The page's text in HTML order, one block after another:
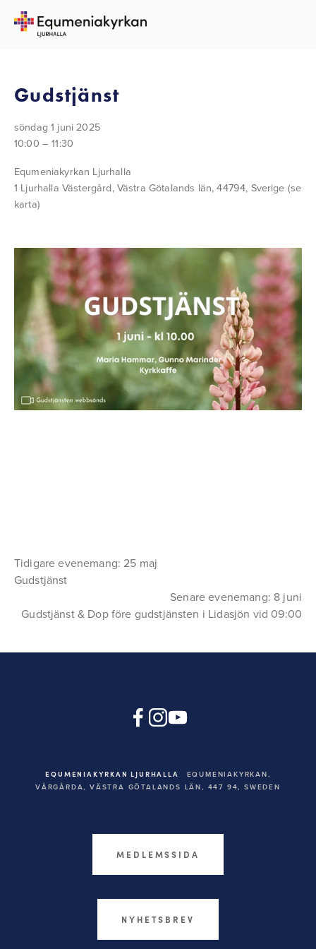
TILLBAKA TILL ALLA EVENEMANG
Gudstjänst
söndag 1 juni 2025
10:00
11:30
Equmeniakyrkan Ljurhalla
1 Ljurhalla Västergård Västra Götalands län, 44794 Sverige (se
karta)
Tidigare evenemang: 25 maj
Gudstjänst
Senare evenemang: 8 juni
Gudstjänst & Dop före gudstjänsten i Lidasjön vid 09:00
EQUMENIAKYRKAN LJURHALLA
EQUMENIAKYRKAN,
VÅRGÅRDA, VÄSTRA GÖTALANDS LÄN, 447 94, SWEDEN
MEDLEMSSIDA
NYHETSBREV